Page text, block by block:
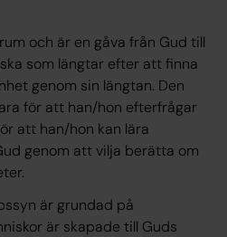
och är en gåva från Gud till
som längtar efter att finna
genom sin längtan. Den
för att han/hon efterfrågar
att han/hon kan lära
genom att vilja berätta om
är grundad på
är skapade till Guds